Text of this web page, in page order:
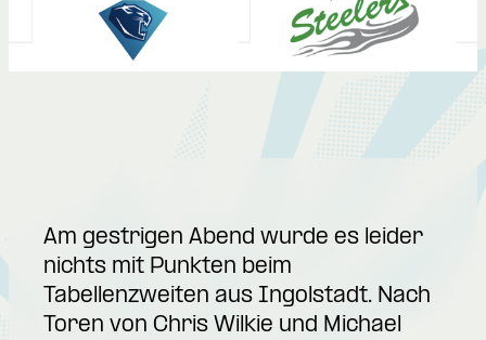
Am gestrigen Abend wurde es leider
nichts mit Punkten beim
Tabellenzweiten aus Ingolstadt. Nach
Toren von Chris Wilkie und Michael